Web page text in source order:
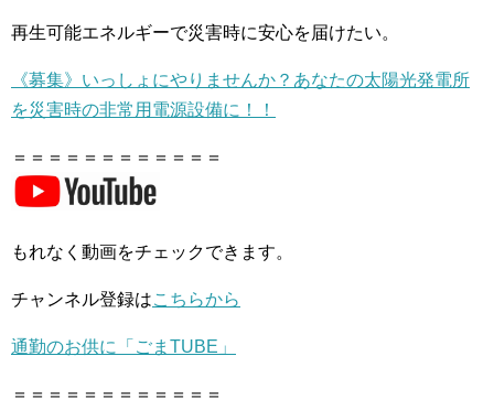
再生可能エネルギーで災害時に安心を届けたい。
《募集》いっしょにやりませんか？あなたの太陽光発電所
を災害時の非常用電源設備に！！
＝＝＝＝＝＝＝＝＝＝＝＝
もれなく動画をチェックできます。
チャンネル登録はこちらから
通勤のお供に「ごまTUBE」
＝＝＝＝＝＝＝＝＝＝＝＝